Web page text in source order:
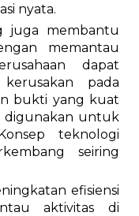
nyata.
juga membantu
memantau
dapat
pada
bukti yang kuat
digunakan untuk
teknologi
seiring
efisiensi
aktivitas di